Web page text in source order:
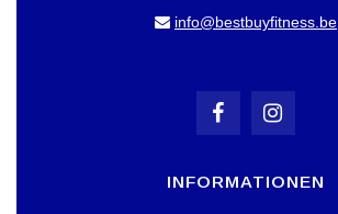
info@bestbuyfitness.be
INFORMATIONEN